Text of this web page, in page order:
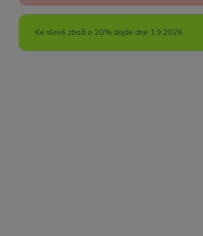
Ke slevě zboží o 20% dojde dne 1.9.2026